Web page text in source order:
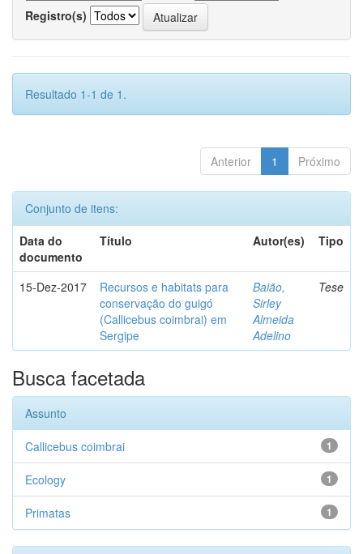
Registro(s)
Resultado 1-1 de 1.
Anterior 1 Próximo
Conjunto de itens:
Data do
documento
Título Autor(es) Tipo
15-Dez-2017
Recursos e habitats para
conservação do guigó
(Callicebus coimbrai) em
Sergipe
Baião,
Sirley
Almeida
Adelino
Tese
Busca facetada
Assunto
1
Callicebus coimbrai
1
Ecology
1
Primatas